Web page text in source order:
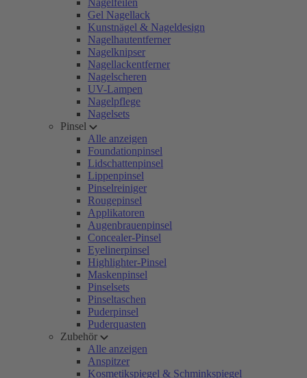
Nagelfeilen
Gel Nagellack
Kunstnägel & Nageldesign
Nagelhautentferner
Nagelknipser
Nagellackentferner
Nagelscheren
UV-Lampen
Nagelpflege
Nagelsets
Pinsel
Alle anzeigen
Foundationpinsel
Lidschattenpinsel
Lippenpinsel
Pinselreiniger
Rougepinsel
Applikatoren
Augenbrauenpinsel
Concealer-Pinsel
Eyelinerpinsel
Highlighter-Pinsel
Maskenpinsel
Pinselsets
Pinseltaschen
Puderpinsel
Puderquasten
Zubehör
Alle anzeigen
Anspitzer
Kosmetikspiegel & Schminkspiegel